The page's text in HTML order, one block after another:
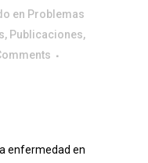
en Problemas
, Publicaciones,
enfermedad en